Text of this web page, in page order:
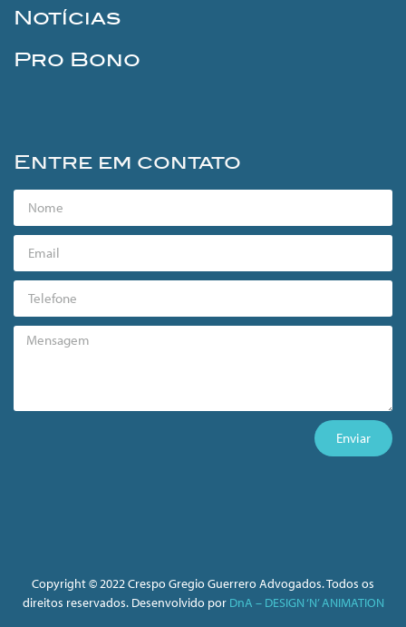
Notícias
Pro Bono
Entre em contato
Enviar
Copyright © 2022 Crespo Gregio Guerrero Advogados. Todos os
direitos reservados. Desenvolvido por DnA – DESIGN ‘N’ ANIMATION